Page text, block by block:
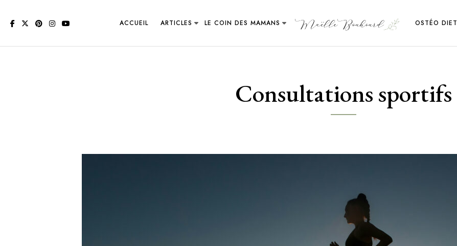
ACCUEIL ARTICLES LE COIN DES MAMANS OSTÉO DIET
Consultations sportifs